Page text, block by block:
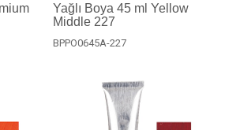
Yağlı Boya 45 ml Yellow
Middle 227
BPPO0645A-227